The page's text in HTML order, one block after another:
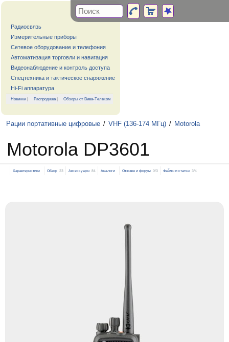
Радиосвязь
Измерительные приборы
Сетевое оборудование и телефония
Автоматизация торговли и навигация
Видеонаблюдение и контроль доступа
Спецтехника и тактическое снаряжение
Hi-Fi аппаратура
Новинки | Распродажа| Обзоры от Вива-Телеком
Рации портативные цифровые / VHF (136-174 МГц) / Motorola
Motorola DP3601
Характеристики Обзор 23 Аксессуары 84 Аналоги Отзывы и форум 0/3 Файлы и статьи 3/4